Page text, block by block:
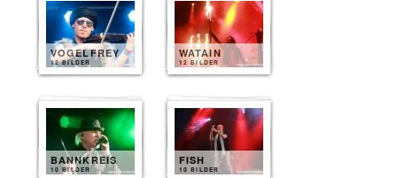
VOGELFREY
12 BILDER
WATAIN
12 BILDER
BANNKREIS
10 BILDER
FISH
10 BILDER